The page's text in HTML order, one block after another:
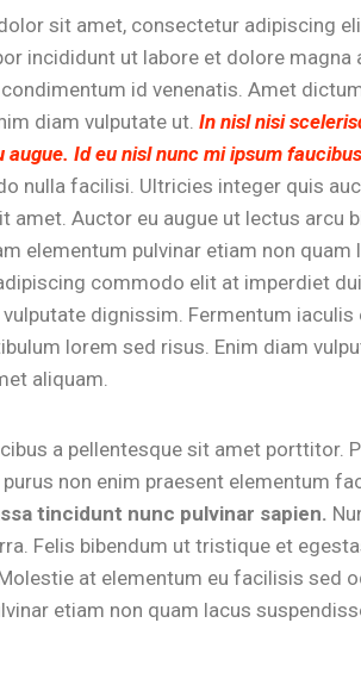
sit amet, consectetur adipiscing
incididunt ut labore et dolore magna
id venenatis. Amet
diam vulputate ut. In nisl nisi
augue. Id eu nisl nunc mi ipsum
nulla facilisi. Ultricies integer quis
amet. Auctor eu augue ut lectus arcu
elementum pulvinar etiam non quam
commodo elit at imperdiet
dignissim. Fermentum iaculis
lorem sed risus. Enim diam
aliquam.
a pellentesque sit amet porttitor.
non enim praesent elementum
tincidunt nunc pulvinar sapien.
Felis bibendum ut tristique et
at elementum eu facilisis sed
etiam non quam lacus